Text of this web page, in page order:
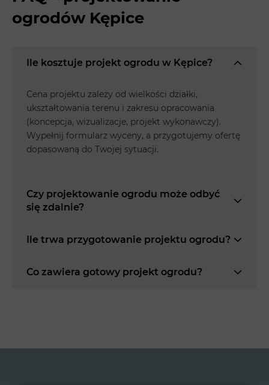
ogrodów Kępice
Ile kosztuje projekt ogrodu w Kępice?
Cena projektu zależy od wielkości działki,
ukształtowania terenu i zakresu opracowania
(koncepcja, wizualizacje, projekt wykonawczy).
Wypełnij formularz wyceny, a przygotujemy ofertę
dopasowaną do Twojej sytuacji.
Czy projektowanie ogrodu może odbyć
się zdalnie?
Ile trwa przygotowanie projektu ogrodu?
Co zawiera gotowy projekt ogrodu?